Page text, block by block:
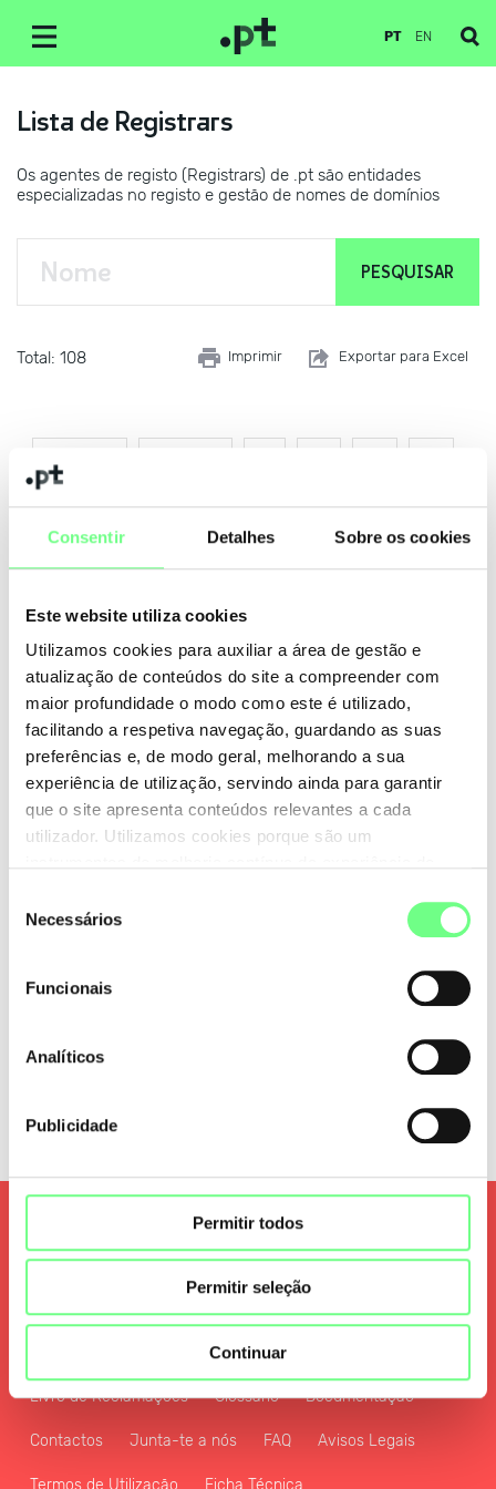
Consentir Detalhes Sobre os cookies
Este website utiliza cookies
Utilizamos cookies para auxiliar a área de gestão e
atualização de conteúdos do site a compreender com
maior profundidade o modo como este é utilizado,
facilitando a respetiva navegação, guardando as suas
preferências e, de modo geral, melhorando a sua
experiência de utilização, servindo ainda para garantir
que o site apresenta conteúdos relevantes a cada
utilizador. Utilizamos cookies porque são um
Necessários
Funcionais
Analíticos
Publicidade
Permitir todos
Permitir seleção
Continuar
PT EN
Lista de Registrars
Os agentes de registo (Registrars) de .pt são entidades
especializadas no registo e gestão de nomes de domínios
Total: 108 Imprimir Exportar para Excel
Primeira
5 6 7
Política de Privacidade e de Tratamento de Dados Pessoais
Política de Sustentabilidade e Transformação Digital
Livro de Reclamações Glossário Documentação
Contactos Junta-te a nós FAQ Avisos Legais
Termos de Utilização Ficha Técnica